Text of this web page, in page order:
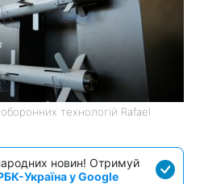
оборонних технологій Rafael
новин! Отримуй
Україна у Google